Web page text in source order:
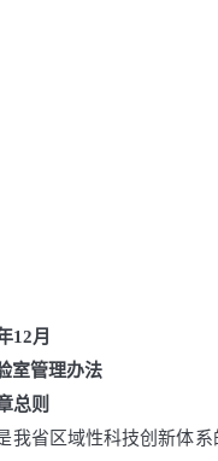
12月
室管理办法
总则
省区域性科技创新体